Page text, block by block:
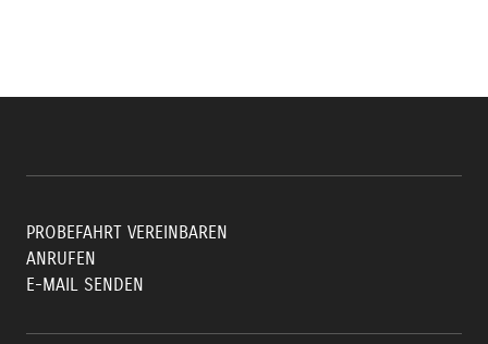
PROBEFAHRT VEREINBAREN
ANRUFEN
E-MAIL SENDEN